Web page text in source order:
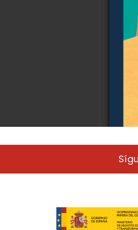
Badajoz